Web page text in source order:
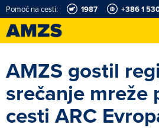
Pomoč na cesti: 1987 +386 1
AMZS gostil
srečanje mreže
cesti ARC